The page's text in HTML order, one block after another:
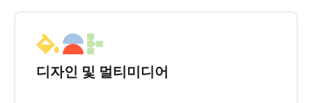
디자인 및 멀티미디어